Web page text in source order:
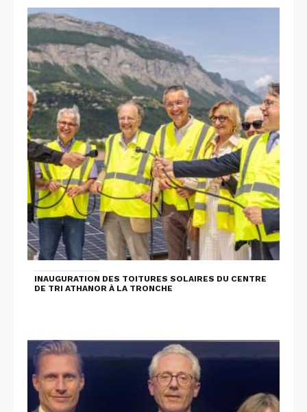
INAUGURATION DES TOITURES SOLAIRES DU CENTRE
DE TRI ATHANOR À LA TRONCHE